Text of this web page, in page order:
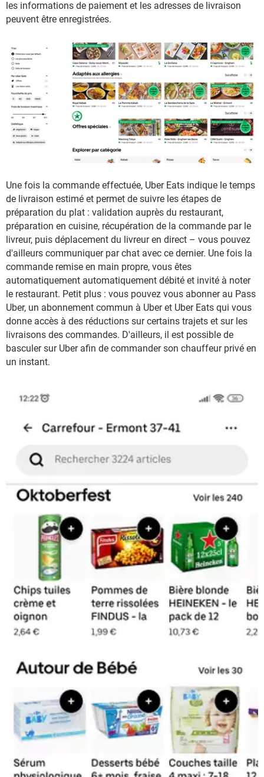
les informations de paiement et les adresses de livraison
peuvent être enregistrées.
Une fois la commande effectuée, Uber Eats indique le temps
de livraison estimé et permet de suivre les étapes de
préparation du plat : validation auprès du restaurant,
préparation en cuisine, récupération de la commande par le
livreur, puis déplacement du livreur en direct – vous pouvez
d'ailleurs communiquer par chat avec ce dernier. Une fois la
commande remise en main propre, vous êtes
automatiquement automatiquement débité et invité à noter
le restaurant. Petit plus : vous pouvez vous abonner au Pass
Uber, un abonnement commun à Uber et Uber Eats qui vous
donne accès à des réductions sur certains trajets et sur les
livraisons des commandes. D'ailleurs, il est possible de
basculer sur Uber afin de commander son chauffeur privé en
un instant.